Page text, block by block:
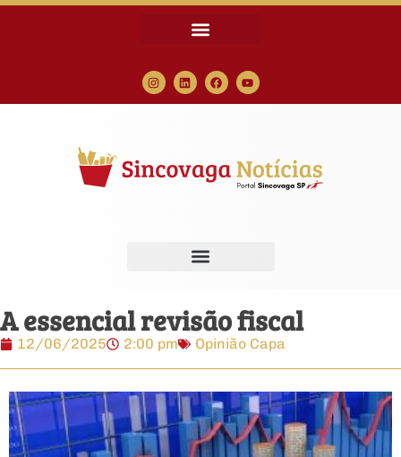
A essencial revisão fiscal
12/06/2025 2:00 pm Opinião Capa